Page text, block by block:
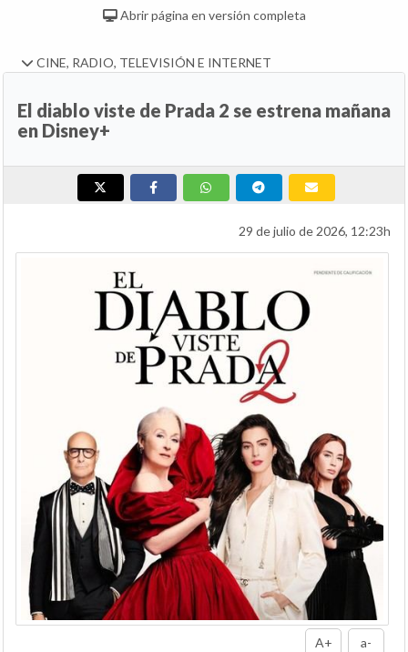
Abrir página en versión completa
CINE, RADIO, TELEVISIÓN E INTERNET
El diablo viste de Prada 2 se estrena mañana
en Disney+
29 de julio de 2026, 12:23h
A+ a-